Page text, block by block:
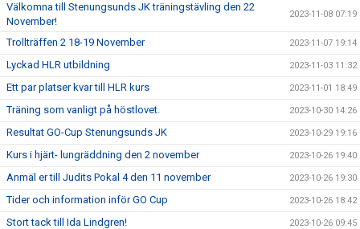
Välkomna till Stenungsunds JK träningstävling den 22
November!
2023-11-08 07:19
Trollträffen 2 18-19 November 2023-11-07 19:14
Lyckad HLR utbildning 2023-11-03 11:32
Ett par platser kvar till HLR kurs 2023-11-01 18:49
Träning som vanligt på höstlovet. 2023-10-30 14:26
Resultat GO-Cup Stenungsunds JK 2023-10-29 19:16
Kurs i hjärt- lungräddning den 2 november 2023-10-26 19:40
Anmäl er till Judits Pokal 4 den 11 november 2023-10-26 19:30
Tider och information inför GO Cup 2023-10-26 18:42
Stort tack till Ida Lindgren! 2023-10-26 09:45